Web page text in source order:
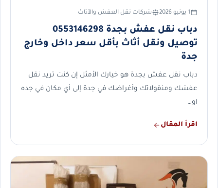
1 يونيو 2026 شركات نقل العفش والأثاث
دباب نقل عفش بجدة 0553146298
توصيل ونقل أثاث بأقل سعر داخل وخارج
جدة
دباب نقل عفش بجدة هو خيارك الأمثل إن كنت تريد نقل
عفشك ومنقولاتك وأغراضك في جدة إلى أي مكان في جده
او…
اقرأ المقال